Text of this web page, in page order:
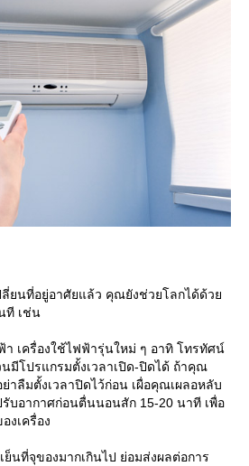
นที่อยู่อาศัยแล้ว คุณยังช่วยโลกได้ด้ว
ที เช่น
ครื่องใช้ไฟฟ้ารุ่นใหม่ ๆ อาทิ โทรทัศน์
มีโปรแกรมตั้งเวลาเปิด-ปิดได้ ถ้าคุณ
ลืมตั้งเวลาปิดไว้ก่อน เผื่อคุณเผลอหลับ
รับอากาศก่อนตื่นนอนสัก 15-20 นาที เพื่อ
งเครื่อง
จุของมากเกินไป ย่อมส่งผลต่อการ